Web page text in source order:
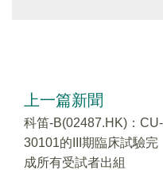
上一篇新聞
科笛-B(02487.HK)：CU-
30101的III期臨床試驗完
成所有受試者出組